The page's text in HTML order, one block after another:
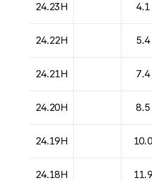
24.23H 4.1
24.22H 5.4
24.21H 7.4
24.20H 8.5
24.19H
24.18H 11.9